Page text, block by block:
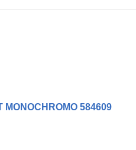
MONOCHROMO 584609